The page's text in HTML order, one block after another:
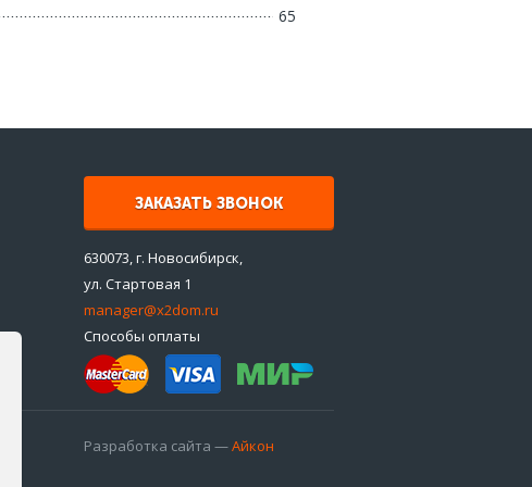
65
ЗАКАЗАТЬ ЗВОНОК
630073, г. Новосибирск,
ул. Стартовая 1
manager@x2dom.ru
Способы оплаты
Разработка сайта —Айкон